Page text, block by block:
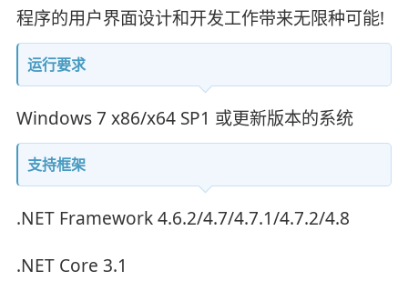
程序的用户界面设计和开发工作带来无限种可能!
运行要求
Windows 7 x86/x64 SP1 或更新版本的系统
支持框架
.NET Framework 4.6.2/4.7/4.7.1/4.7.2/4.8
.NET Core 3.1